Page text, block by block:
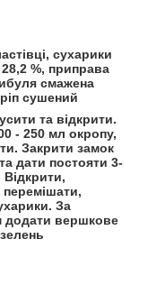
сухарики
%, приправа
смажена
сушений
та відкрити.
- 250 мл окропу,
Закрити замок
дати постояти 3-
За
додати вершкове